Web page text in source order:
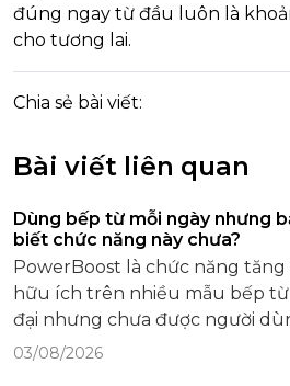
đúng ngay từ đầu luôn là
cho tương lai.
Chia sẻ bài viết:
Bài viết liên quan
Dùng bếp từ mỗi ngày nhưng
biết chức năng này chưa?
PowerBoost là chức năng
hữu ích trên nhiều mẫu bếp
đại nhưng chưa được người
03/08/2026